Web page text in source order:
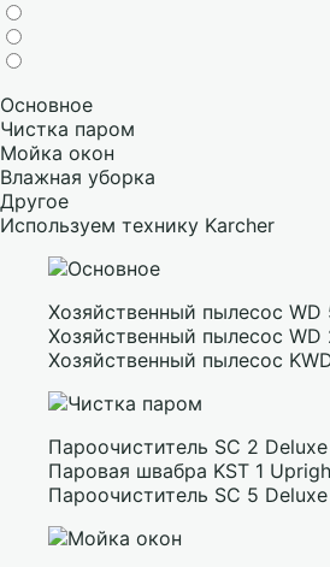
Основное
Чистка паром
Мойка окон
Влажная уборка
Другое
Используем технику Karcher
Хозяйственный пылесос
Хозяйственный пылесос WD
Хозяйственный пылесос
Пароочиститель SC 2 Deluxe
Паровая швабра KST 1
Пароочиститель SC 5